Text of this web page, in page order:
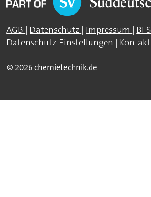
AGB | Datenschutz | Impressum |
Datenschutz-Einstellungen | Kontakt
© 2026 chemietechnik.de